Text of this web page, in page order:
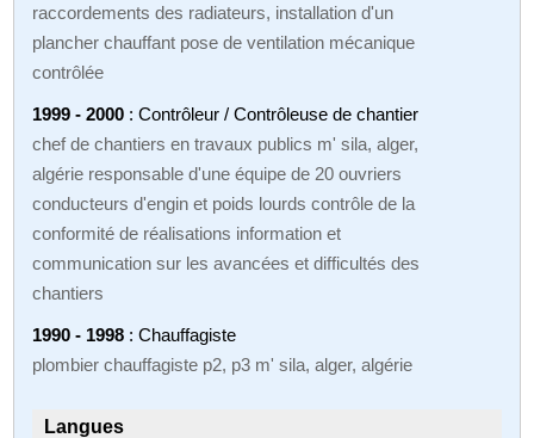
raccordements des radiateurs, installation d'un
plancher chauffant pose de ventilation mécanique
contrôlée
1999 - 2000 : Contrôleur / Contrôleuse de chantier
chef de chantiers en travaux publics m' sila, alger,
algérie responsable d'une équipe de 20 ouvriers
conducteurs d'engin et poids lourds contrôle de la
conformité de réalisations information et
communication sur les avancées et difficultés des
chantiers
1990 - 1998 : Chauffagiste
plombier chauffagiste p2, p3 m' sila, alger, algérie
Langues